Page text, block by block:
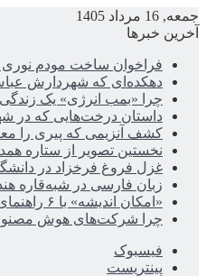
جمعه, 16 مرداد 1405
آخرین خبرها
فراخوان ساخت مودم نوری
دهکده‌ای که شهردارش
چرا «بمب انرژی» یک
داستان درخت‌هایی که در
کشف آنزیمی که پیری را
نخستین تصویر از ستاره
غزل فروغ فرخزاد در
زبان فارسی در شبه‌قاره
«امکان اندیشه» با ۶ راهنمای فلسفه غرب رونمایی شد
چرا شرکت‌های هوش مصنوعی
فیسبوک
پینتریست